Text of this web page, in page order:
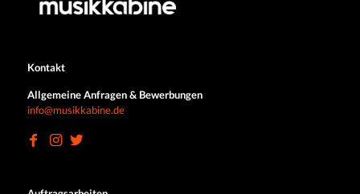
Kontakt
Allgemeine Anfragen & Bewerbungen
info@musikkabine.de